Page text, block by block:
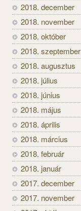
2018. december
2018. november
2018. október
2018. szeptember
2018. augusztus
2018. július
2018. június
2018. május
2018. április
2018. március
2018. február
2018. január
2017. december
2017. november